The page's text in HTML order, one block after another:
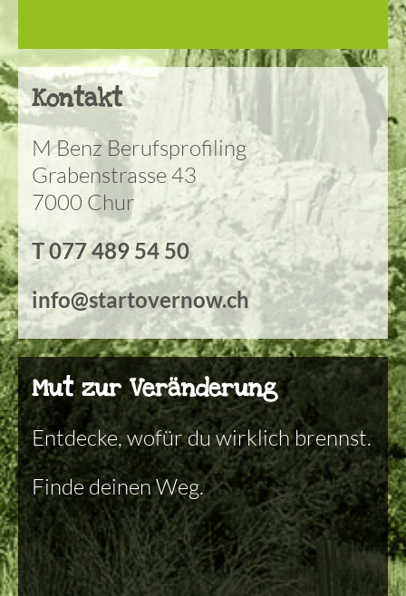
Kontakt
M Benz Berufsprofiling
Grabenstrasse 43
7000 Chur
T 077 489 54 50
info@startovernow.ch
Mut zur Veränderung
Entdecke, wofür du wirklich brennst.
Finde deinen Weg.